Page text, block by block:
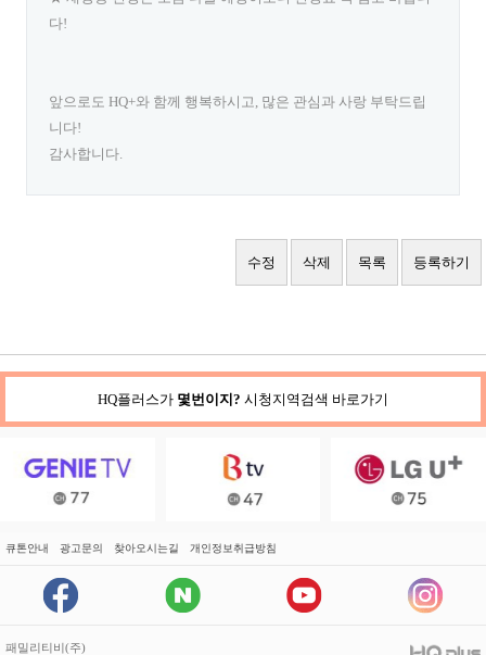
다!
앞으로도 HQ+와 함께 행복하시고, 많은 관심과 사랑 부탁드립
니다!
감사합니다.
수정 삭제 목록 등록하기
HQ플러스가 몇번이지? 시청지역검색 바로가기
큐톤안내 광고문의 찾아오시는길 개인정보취급방침
패밀리티비(주)